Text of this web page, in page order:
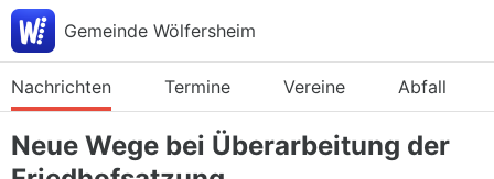
Gemeinde Wölfersheim
Nachrichten Termine Vereine Abfall
Neue Wege bei Überarbeitung der